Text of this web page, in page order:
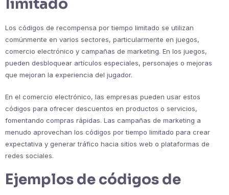
limitado
Los códigos de recompensa por tiempo limitado se utilizan
comúnmente en varios sectores, particularmente en juegos,
comercio electrónico y campañas de marketing. En los juegos,
pueden desbloquear artículos especiales, personajes o mejoras
que mejoran la experiencia del jugador.
En el comercio electrónico, las empresas pueden usar estos
códigos para ofrecer descuentos en productos o servicios,
fomentando compras rápidas. Las campañas de marketing a
menudo aprovechan los códigos por tiempo limitado para crear
expectativa y generar tráfico hacia sitios web o plataformas de
redes sociales.
Ejemplos de códigos de